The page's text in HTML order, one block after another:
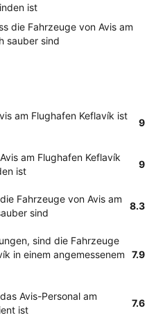
ist
die Fahrzeuge von Avis am
sauber sind
am Flughafen Keflavík ist
9
am Flughafen Keflavík
ist
9
Fahrzeuge von Avis am
sind
8.3
sind die Fahrzeuge
in einem angemessenem
7.9
Avis-Personal am
ist
7.6